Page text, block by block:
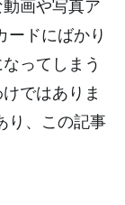
画や写真ア
ードにばかり
ってしまう
ではありま
り、この記事